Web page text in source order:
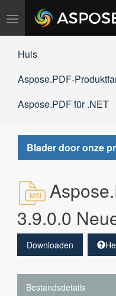
Navigation
umschalten
Huis
Aspose.PDF-
Aspose.PDF für .NET
Blader door onze
3.9.0.0
Downloaden
Bestandsdetails